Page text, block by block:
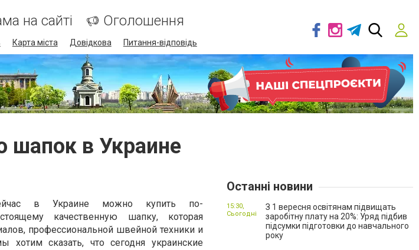
на сайті Оголошення
Карта міста Довідкова Питання-відповідь
шапок в Украине
в Украине можно купить по-
качественную шапку, которая
профессиональной швейной техники и
сказать, что сегодня украинские
Останні новини
З 1 вересня освітянам підвищать
заробітну плату на 20%: Уряд підбив
підсумки підготовки до навчального
року
15:30,
Сьогодні